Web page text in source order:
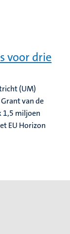
voor drie
(UM)
van de
1,5 miljoen
EU Horizon